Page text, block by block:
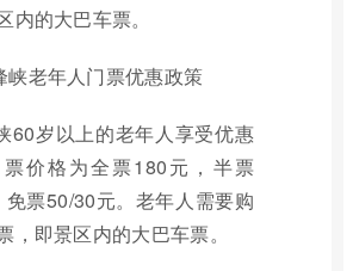
内的大巴车票。
峡老年人门票优惠政策
60岁以上的老年人享受优惠
价格为全票180元，半票
票50/30元。老年人需要购
，即景区内的大巴车票。